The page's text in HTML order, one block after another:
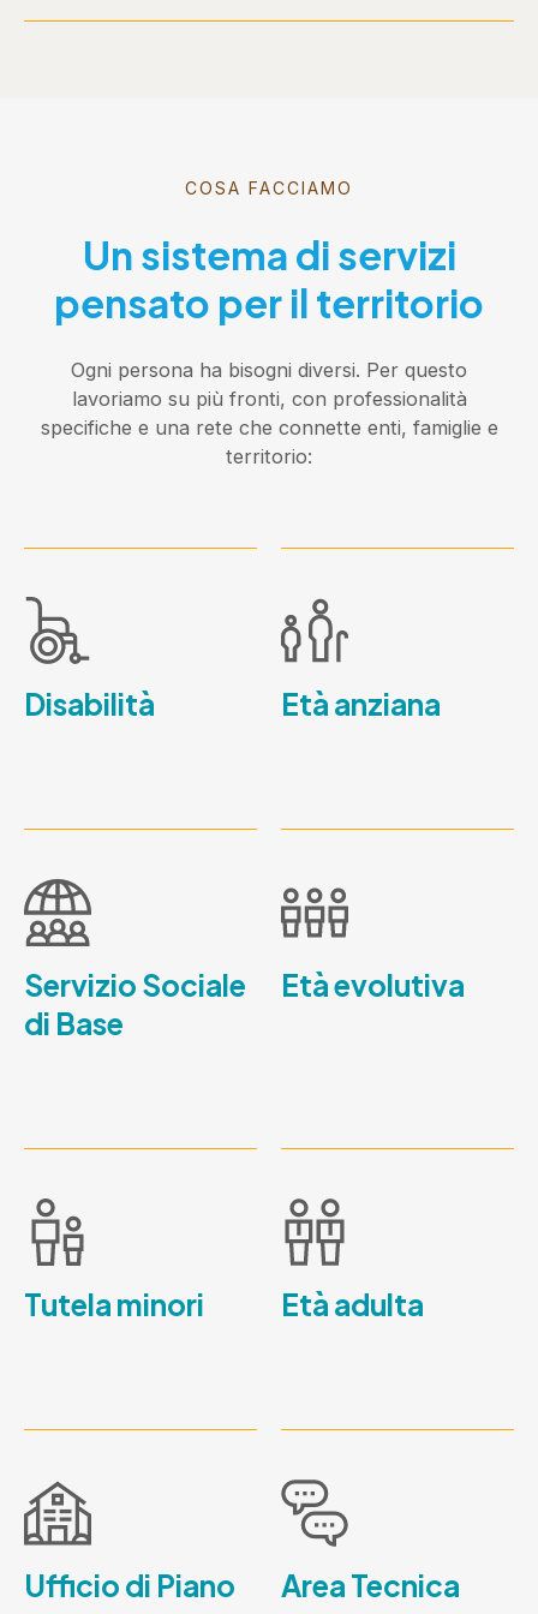
COSA FACCIAMO
Un sistema di servizi
pensato per il territorio
Ogni persona ha bisogni diversi. Per questo
lavoriamo su più fronti, con professionalità
specifiche e una rete che connette enti, famiglie e
territorio:
Disabilità Età anziana
Servizio Sociale
di Base
Età evolutiva
Tutela minori Età adulta
Ufficio di Piano Area Tecnica